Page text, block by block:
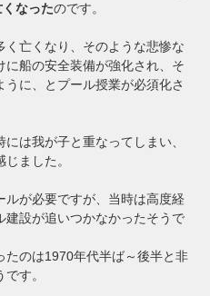
なったのです。
亡くなり、そのような悲惨な
船の安全装備が強化され、そ
に、とプール授業が必須化さ
は我が子と重なってしまい、
ました。
が必要ですが、当時は高度経
建設が追いつかなかったそうで
たのは1970年代半ば～後半と非
す。